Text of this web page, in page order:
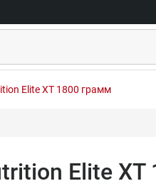
Elite XT 1800 грамм
Elite XT